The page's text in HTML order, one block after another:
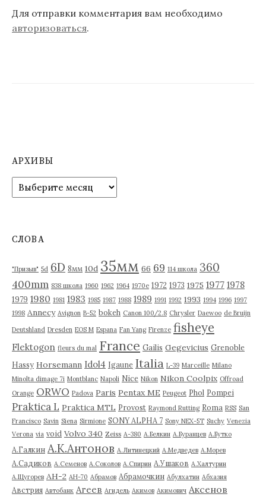
Для отправки комментария вам необходимо
авторизоваться.
АРХИВЫ
р
в
СЛОВА
"Призыв" 5d 6D 8мм 10d 35мм 66 69 114 школа 360
400mm 838 школа 1960 1962 1964 1970е 1972 1973 1975 1977 1978
1979 1980 1981 1983 1985 1987 1988 1989 1991 1992 1993 1994 1996 1997
1998 Annecy Avignon B-52 bokeh Canon 100/2.8 Chrysler Daewoo de Bruijn
Deutshland Dresden EOS M Espana Fan Yang Firenze fisheye
Flektogon fleurs du mal France Gailis Gegevicius Grenoble
Hassy Horsemann Idol4 Igaune Italia L-39 Marceille Milano
Minolta dimage 7i Montblanc Napoli Nice Nikon Nikon Coolpix Offroad
Orange ORWO Padova Paris Pentax ME Peugeot Phol Pompei
Praktica L Praktica MTL Provost Raymond Rutting Roma RSS San
Francisco Savin Siena Sirmione SONY ALPHA 7 Sony NEX-5T Suchy Venezia
Verona via void Volvo 340 Zeiss А-380 А.Белкин А.Буранцев А.Бутко
А.Галкин А.К.Антонов А.Литинецкий А.Медведев А.Морев
А.Садиков А.Семенов А.Соколов А.Спирин А.Ушаков А.Халтурин
А.Щугорев АН-2 АН-70 Абрамов Абрамочкин Абулхатин Абхазия
Австрия Автобанк Агеев Агидель Акимов Акимович Аксенов